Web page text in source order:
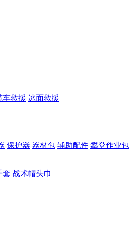
车救援 冰面救援
保护器 器材包 辅助配件 攀登作业包
套 战术帽头巾